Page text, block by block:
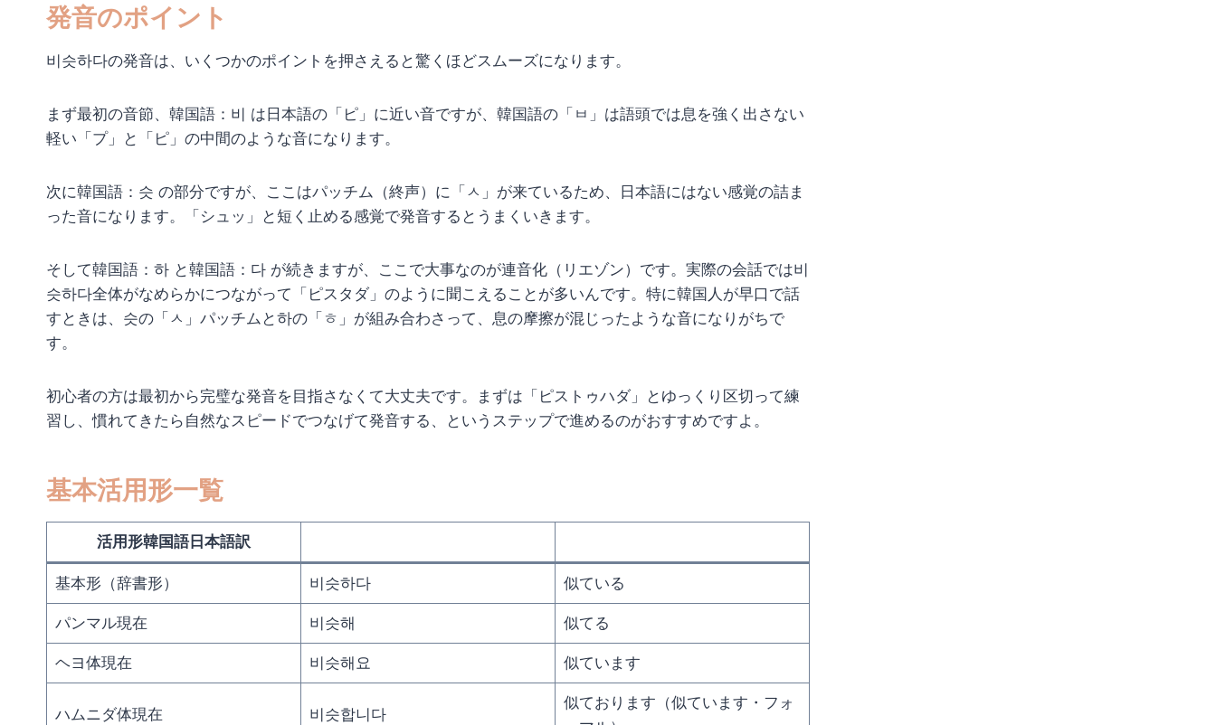
発音のポイント
비슷하다の発音は、いくつかのポイントを押さえると驚くほどスムーズになります。
まず最初の音節、韓国語：비 は日本語の「ピ」に近い音ですが、韓国語の「ㅂ」は語頭では息を強く出さない
軽い「プ」と「ピ」の中間のような音になります。
次に韓国語：슷 の部分ですが、ここはパッチム（終声）に「ㅅ」が来ているため、日本語にはない感覚の詰ま
った音になります。「シュッ」と短く止める感覚で発音するとうまくいきます。
そして韓国語：하 と韓国語：다 が続きますが、ここで大事なのが連音化（リエゾン）です。実際の会話では비
슷하다全体がなめらかにつながって「ピスタダ」のように聞こえることが多いんです。特に韓国人が早口で話
すときは、슷の「ㅅ」パッチムと하の「ㅎ」が組み合わさって、息の摩擦が混じったような音になりがちで
す。
初心者の方は最初から完璧な発音を目指さなくて大丈夫です。まずは「ピストゥハダ」とゆっくり区切って練
習し、慣れてきたら自然なスピードでつなげて発音する、というステップで進めるのがおすすめですよ。
基本活用形一覧
活用形韓国語日本語訳
基本形（辞書形） 비슷하다 似ている
パンマル現在 비슷해 似てる
ヘヨ体現在 비슷해요 似ています
ハムニダ体現在 비슷합니다
似ております（似ています・フォ